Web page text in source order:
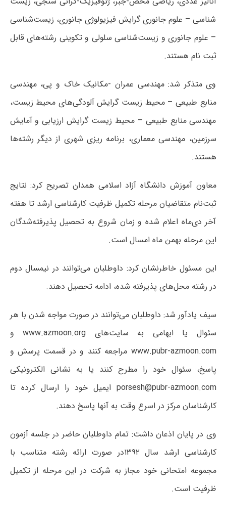
شناسی – علوم جانوری گرایش فیزیولوژی جانوری، زیست‌شناسی
– علوم جانوری و زیست‌شناسی سلولی و تکوینی رشته‌های قابل
ثبت نام هستند.
وی متذکر شد: مهندسی عمران -مکانیک خاک و پی، مهندسی
منابع طبیعی – محیط زیست گرایش آلودگی‌های محیط زیست،
مهندسی منابع طبیعی – محیط زیست گرایش ارزیابی و آمایش
سرزمین، مهندسی معماری، برنامه ریزی شهری از دیگر رشته‌ها
هستند.
معاون آموزش دانشگاه آزاد اسلامی همدان تصریح کرد: نتایج
ثبت‌نام متقاضیان مرحله تکمیل ظرفیت کارشناسی ارشد تا هفته
آخر دی‌ماه اعلام شده و زمان شروع به تحصیل پذیرفته‌شدگان
این مرحله بهمن ماه امسال است.
این مسئول خاطرنشان کرد: داوطلبان می‌توانند در نیمسال دوم
در رشته محل‌های پذیرفته شده، ادامه تحصیل دهند.
سیف یادآور شد: داوطلبان می‌توانند در صورت مواجه شدن با هر
سئوال یا ابهامی به سایت‌های www.azmoon.org و
www.pubr-azmoon.com مراجعه کنند و در قسمت پرسش و
پاسخ، سئوال خود را مطرح کنند یا به نشانی الکترونیکی
porsesh@pubr-azmoon.com ایمیل خود را ارسال کرده تا
کارشناسان مرکز در اسرع وقت به آنها پاسخ دهند.
وی در پایان اذعان داشت: تمام داوطلبان حاضر در جلسه آزمون
کارشناسی ارشد سال ۱۳۹۲در صورت ارائه رشته متناسب با
مجموعه امتحانی خود مجاز به شرکت در این مرحله از تکمیل
ظرفیت است.